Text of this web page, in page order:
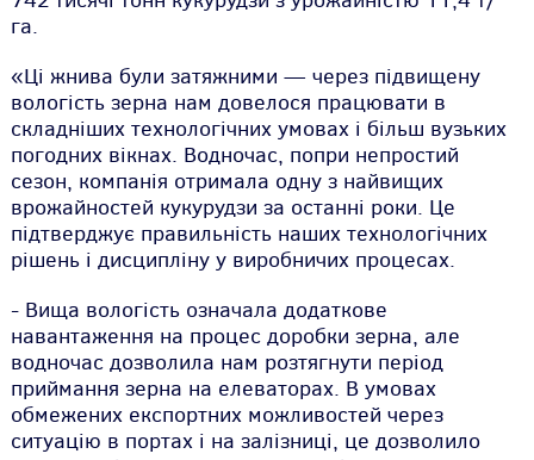
га.
«Ці жнива були затяжними — через підвищену
вологість зерна нам довелося працювати в
складніших технологічних умовах і більш вузьких
погодних вікнах. Водночас, попри непростий
сезон, компанія отримала одну з найвищих
врожайностей кукурудзи за останні роки. Це
підтверджує правильність наших технологічних
рішень і дисципліну у виробничих процесах.
- Вища вологість означала додаткове
навантаження на процес доробки зерна, але
водночас дозволила нам розтягнути період
приймання зерна на елеваторах. В умовах
обмежених експортних можливостей через
ситуацію в портах і на залізниці, це дозволило